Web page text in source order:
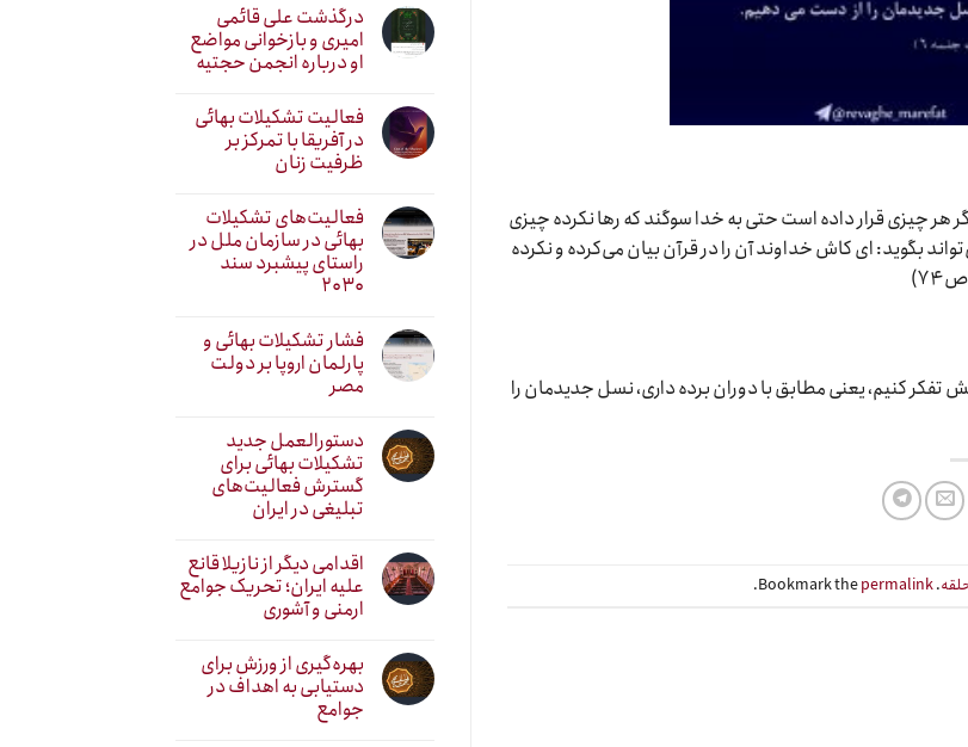
هر چیزی قرار داده است حتی به خدا سوگند که رها نکرده چیزی
بگوید: ای کاش خداوند آن را در قرآن بیان می‌کرده و نکرده
تفکر کنیم، یعنی مطابق با دوران برده داری، نسل جدیدمان را
. Bookmark the
permalink
.
درگذشت علی قائمی
امیری و بازخوانی مواضع
او درباره انجمن حجتیه
فعالیت تشکیلات بهائی
در آفریقا با تمرکز بر
ظرفیت زنان
فعالیت‌های تشکیلات
بهائی در سازمان ملل در
راستای پیشبرد سند
۲۰۳۰
فشار تشکیلات بهائی و
پارلمان اروپا بر دولت
مصر
دستورالعمل جدید
تشکیلات بهائی برای
گسترش فعالیت‌های
تبلیغی در ایران
اقدامی دیگر از نازیلا قانع
علیه ایران؛ تحریک جوامع
ارمنی و آشوری
بهره‌گیری از ورزش برای
دستیابی به اهداف در
جوامع